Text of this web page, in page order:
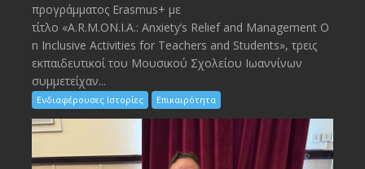
προγράμματος Erasmus+ με
τίτλο «A.R.M.ON.I.A.: Anxiety’s Relief and Management O
n Inclusive Activities for Teachers and Students», τρεις
εκπαιδευτικοί του Μουσικού Σχολείου Ιωαννίνων
συμμετείχαν...
Ενδιαφέρουσες Ιστορίες Επικαιρότητα